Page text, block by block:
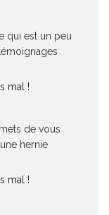
qui est un peu
mal !
de vous
hernie
mal !